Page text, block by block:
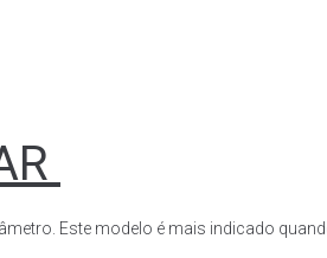
Este modelo é mais indicado